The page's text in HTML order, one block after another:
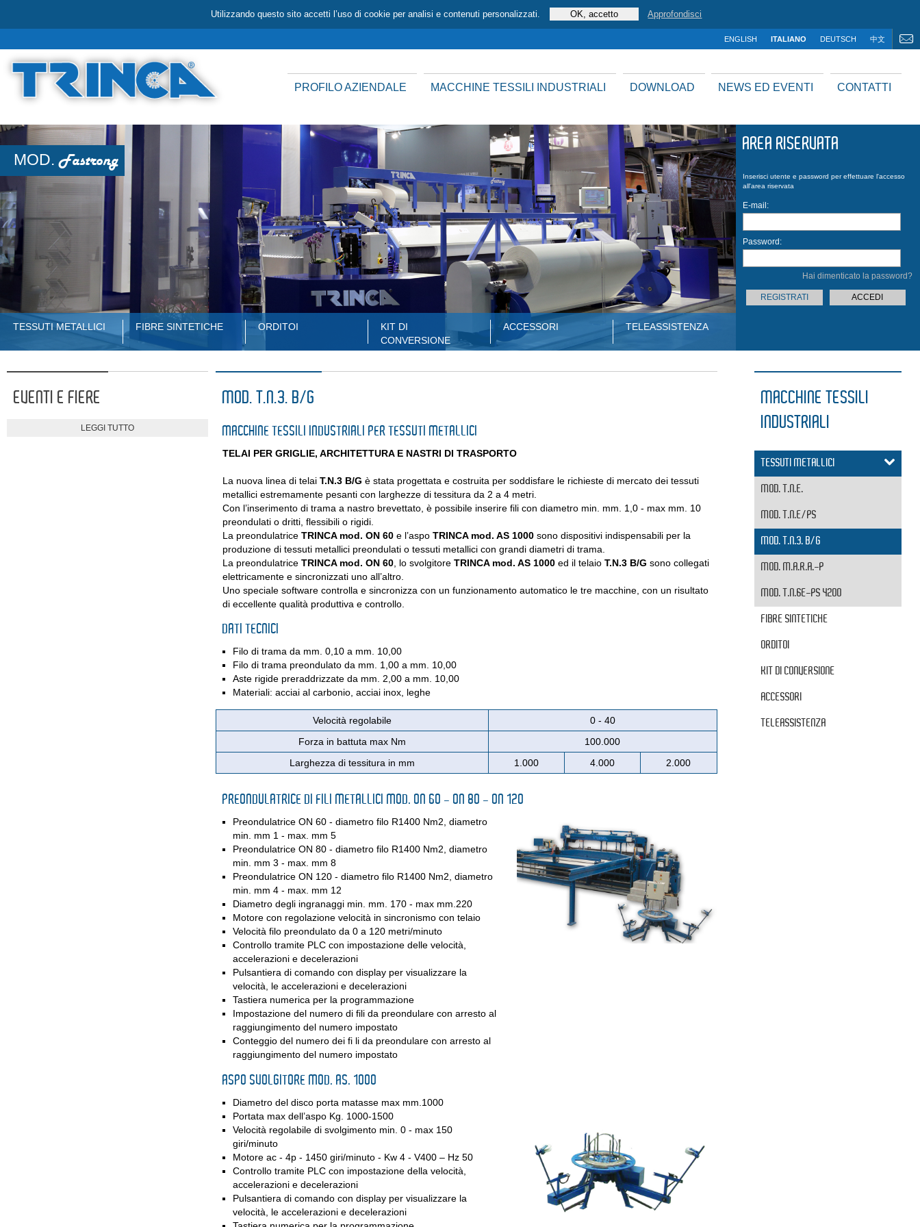
Utilizzando questo sito accetti l’uso di cookie per analisi e contenuti personalizzati. Approfondisci
中文
DEUTSCH
ITALIANO
ENGLISH
CONTATTI
NEWS ED EVENTI
DOWNLOAD
MACCHINE TESSILI INDUSTRIALI
PROFILO AZIENDALE
MOD.Fastrong
TESSUTI METALLICI FIBRE SINTETICHE ORDITOI
KIT DI
CONVERSIONE
ACCESSORI TELEASSISTENZA
AREA RISERVATA
Inserisci utente e password per effettuare l'accesso
all'area riservata
E-mail:
Password:
Hai dimenticato la password?
REGISTRATI
EVENTI E FIERE
LEGGI TUTTO
MOD. T.N.3. B/G
MACCHINE TESSILI INDUSTRIALI PER TESSUTI METALLICI
TELAI PER GRIGLIE, ARCHITETTURA E NASTRI DI TRASPORTO
La nuova linea di telai T.N.3 B/G è stata progettata e costruita per soddisfare le richieste di mercato dei tessuti
metallici estremamente pesanti con larghezze di tessitura da 2 a 4 metri.
Con l’inserimento di trama a nastro brevettato, è possibile inserire fili con diametro min. mm. 1,0 - max mm. 10
preondulati o dritti, flessibili o rigidi.
La preondulatrice TRINCA mod. ON 60e l’aspo TRINCA mod. AS 1000sono dispositivi indispensabili per la
produzione di tessuti metallici preondulati o tessuti metallici con grandi diametri di trama.
La preondulatrice TRINCA mod. ON 60, lo svolgitore TRINCA mod. AS 1000ed il telaio T.N.3 B/G sono collegati
elettricamente e sincronizzati uno all’altro.
Uno speciale software controlla e sincronizza con un funzionamento automatico le tre macchine, con un risultato
di eccellente qualità produttiva e controllo.
DATI TECNICI
Filo di trama da mm. 0,10 a mm. 10,00
Filo di trama preondulato da mm. 1,00 a mm. 10,00
Aste rigide preraddrizzate da mm. 2,00 a mm. 10,00
Materiali: acciai al carbonio, acciai inox, leghe
Velocità regolabile
0 - 40
Forza in battuta max Nm
100.000
Larghezza di tessitura in mm
1.000 4.000 2.000
PREONDULATRICE DI FILI METALLICI MOD. ON 60 - ON 80 - ON 120
Preondulatrice ON 60 - diametro filo R1400 Nm2, diametro
min. mm 1 - max. mm 5
Preondulatrice ON 80 - diametro filo R1400 Nm2, diametro
min. mm 3 - max. mm 8
Preondulatrice ON 120 - diametro filo R1400 Nm2, diametro
min. mm 4 - max. mm 12
Diametro degli ingranaggi min. mm. 170 - max mm.220
Motore con regolazione velocità in sincronismo con telaio
Velocità filo preondulato da 0 a 120 metri/minuto
Controllo tramite PLC con impostazione delle velocità,
accelerazioni e decelerazioni
Pulsantiera di comando con display per visualizzare la
velocità, le accelerazioni e decelerazioni
Tastiera numerica per la programmazione
Impostazione del numero di fili da preondulare con arresto al
raggiungimento del numero impostato
Conteggio del numero dei fi li da preondulare con arresto al
raggiungimento del numero impostato
ASPO SVOLGITORE MOD. AS. 1000
Diametro del disco porta matasse max mm.1000
Portata max dell’aspo Kg. 1000-1500
Velocità regolabile di svolgimento min. 0 - max 150
giri/minuto
Motore ac - 4p - 1450 giri/minuto - Kw 4 - V400 – Hz 50
Controllo tramite PLC con impostazione della velocità,
accelerazioni e decelerazioni
Pulsantiera di comando con display per visualizzare la
velocità, le accelerazioni e decelerazioni
MACCHINE TESSILI
INDUSTRIALI
TESSUTI METALLICI
MOD. T.N.E.
MOD. T.N.E/PS
MOD. T.N.3. B/G
MOD. M.A.R.A.-P
MOD. T.N.6E-PS 4200
FIBRE SINTETICHE
ORDITOI
KIT DI CONVERSIONE
ACCESSORI
TELEASSISTENZA